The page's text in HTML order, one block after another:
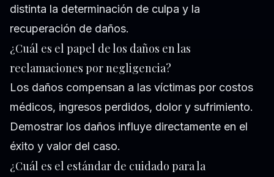
distinta la determinación de culpa y la
recuperación de daños.
¿Cuál es el papel de los daños en las
reclamaciones por negligencia?
Los daños compensan a las víctimas por costos
médicos, ingresos perdidos, dolor y sufrimiento.
Demostrar los daños influye directamente en el
éxito y valor del caso.
¿Cuál es el estándar de cuidado para la